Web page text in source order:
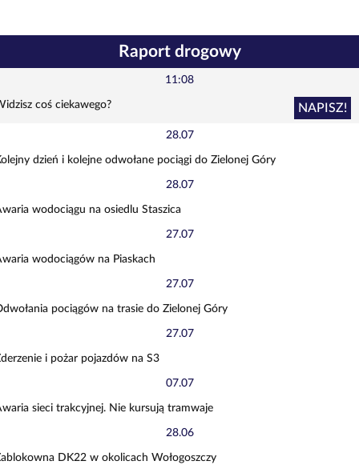
Raport drogowy
11:08
NAPISZ!
coś ciekawego?
28.07
dzień i kolejne odwołane pociągi do Zielonej Góry
28.07
wodociągu na osiedlu Staszica
27.07
wodociągów na Piaskach
27.07
pociągów na trasie do Zielonej Góry
27.07
i pożar pojazdów na S3
07.07
sieci trakcyjnej. Nie kursują tramwaje
28.06
DK22 w okolicach Wołogoszczy